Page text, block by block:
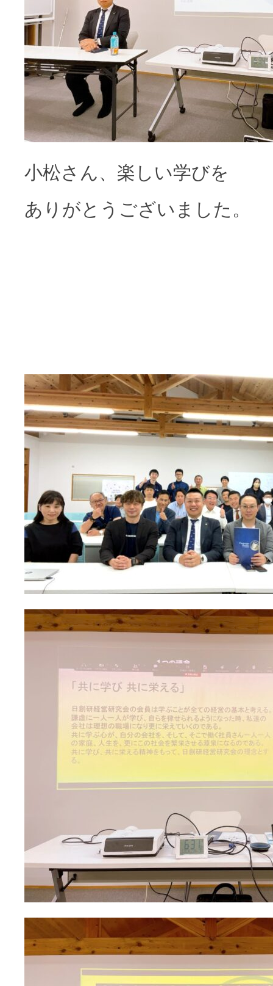
小松さん、楽しい学びを
ありがとうございました。